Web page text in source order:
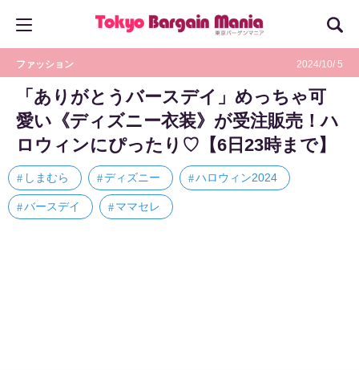
ファッション 2024/10/ 5
「ありがとうバースデイ」めっちゃ可
愛い《ディズニー衣装》が受注販売！ハ
ロウィンにぴったり♡【6日23時まで】
しまむら ディズニー ハロウィン2024
バースデイ ママセレ